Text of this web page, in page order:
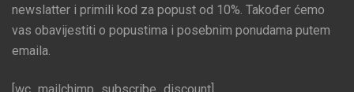
newslatter i primili kod za popust od 10%. Također ćemo
vas obavijestiti o popustima i posebnim ponudama putem
emaila.